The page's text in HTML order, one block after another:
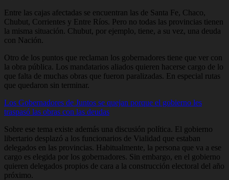
Entre las cajas afectadas se encuentran las de Santa Fe, Chaco,
Chubut, Corrientes y Entre Ríos. Pero no todas las provincias tienen
la misma situación. Chubut, por ejemplo, tiene, a su vez, una deuda
con Nación.
Otro de los puntos que reclaman los gobernadores tiene que ver con
la obra pública. Los mandatarios aliados quieren hacerse cargo de lo
que falta de muchas obras que fueron paralizadas. En especial rutas
que quedaron sin terminar.
Los Gobernadores de Juntos se quejan porque el gobierno les
traspasó las obras con las deudas
Sobre ese tema existe además una discusión política. El gobierno
libertario desplazó a los funcionarios de Vialidad que estaban
delegados en las provincias. Habitualmente, la persona que va a ese
cargo es elegida por los gobernadores. Sin embargo, en el gobierno
quieren delegados propios de cara a la construcción electoral del año
próximo.